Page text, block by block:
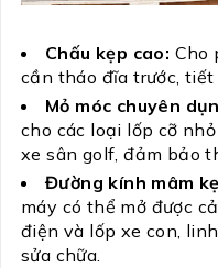
Chấu kẹp cao: Cho
cần tháo đĩa trước,
Mỏ móc chuyên
cho các loại lốp cỡ
xe sân golf, đảm bảo
Đường kính mâm
máy có thể mở được
điện và lốp xe con,
sửa chữa.